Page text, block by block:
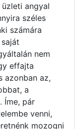
angyal
széles
számára
nem
effajta
azonban az,
a
Íme, pár
venni,
mozogni